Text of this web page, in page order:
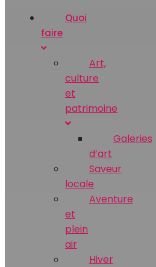
Quoi
faire
Art‚
culture
et
patrimoine
Galeries
d’art
Saveur
locale
Aventure
et
plein
air
Hiver